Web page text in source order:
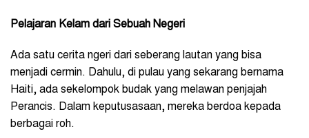
Pelajaran Kelam dari Sebuah Negeri
Ada satu cerita ngeri dari seberang lautan yang bisa
menjadi cermin. Dahulu, di pulau yang sekarang bernama
Haiti, ada sekelompok budak yang melawan penjajah
Perancis. Dalam keputusasaan, mereka berdoa kepada
berbagai roh.